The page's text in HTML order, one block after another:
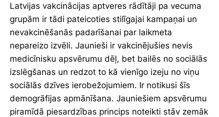
Latvijas vakcinācijas aptveres rādītāji pa vecuma
grupām ir tādi pateicoties stilīgajai kampaņai un
nevakcinēšanās padarīšanai par laikmeta
nepareizo izvēli. Jaunieši ir vakcinējušies nevis
medicīnisku apsvērumu dēļ, bet bailēs no sociālās
izslēgšanas un redzot to kā vienīgo izeju no viņu
sociālās dzīves ierobežojumiem. Ir notikusi šīs
demogrāfijas apmānīšana. Jauniešiem apsvērumu
piramīdā piesardzības princips noteikti stāv zemāk